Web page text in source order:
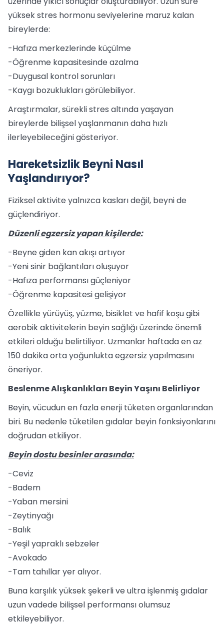
yüksek stres hormonu seviyelerine maruz kalan
bireylerde:
-Hafıza merkezlerinde küçülme
-Öğrenme kapasitesinde azalma
-Duygusal kontrol sorunları
-Kaygı bozuklukları görülebiliyor.
Araştırmalar, sürekli stres altında yaşayan
bireylerde bilişsel yaşlanmanın daha hızlı
ilerleyebileceğini gösteriyor.
Hareketsizlik Beyni Nasıl
Yaşlandırıyor?
Fiziksel aktivite yalnızca kasları değil, beyni de
güçlendiriyor.
Düzenli egzersiz yapan kişilerde:
-Beyne giden kan akışı artıyor
-Yeni sinir bağlantıları oluşuyor
-Hafıza performansı güçleniyor
-Öğrenme kapasitesi gelişiyor
Özellikle yürüyüş, yüzme, bisiklet ve hafif koşu gibi
aerobik aktivitelerin beyin sağlığı üzerinde önemli
etkileri olduğu belirtiliyor. Uzmanlar haftada en az
150 dakika orta yoğunlukta egzersiz yapılmasını
öneriyor.
Beslenme Alışkanlıkları Beyin Yaşını Belirliyor
Beyin, vücudun en fazla enerji tüketen organlarından
biri. Bu nedenle tüketilen gıdalar beyin fonksiyonlarını
doğrudan etkiliyor.
Beyin dostu besinler arasında:
-Ceviz
-Badem
-Yaban mersini
-Zeytinyağı
-Balık
-Yeşil yapraklı sebzeler
-Avokado
-Tam tahıllar yer alıyor.
Buna karşılık yüksek şekerli ve ultra işlenmiş gıdalar
uzun vadede bilişsel performansı olumsuz
etkileyebiliyor.